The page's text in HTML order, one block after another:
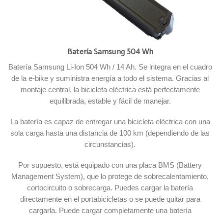
Batería Samsung 504 Wh
Batería Samsung Li-Ion 504 Wh / 14 Ah. Se integra en el cuadro
de la e-bike y suministra energía a todo el sistema. Gracias al
montaje central, la bicicleta eléctrica está perfectamente
equilibrada, estable y fácil de manejar.
La batería es capaz de entregar una bicicleta eléctrica con una
sola carga hasta una distancia de 100 km (dependiendo de las
circunstancias).
Por supuesto, está equipado con una placa BMS (Battery
Management System), que lo protege de sobrecalentamiento,
cortocircuito o sobrecarga. Puedes cargar la batería
directamente en el portabicicletas o se puede quitar para
cargarla. Puede cargar completamente una batería